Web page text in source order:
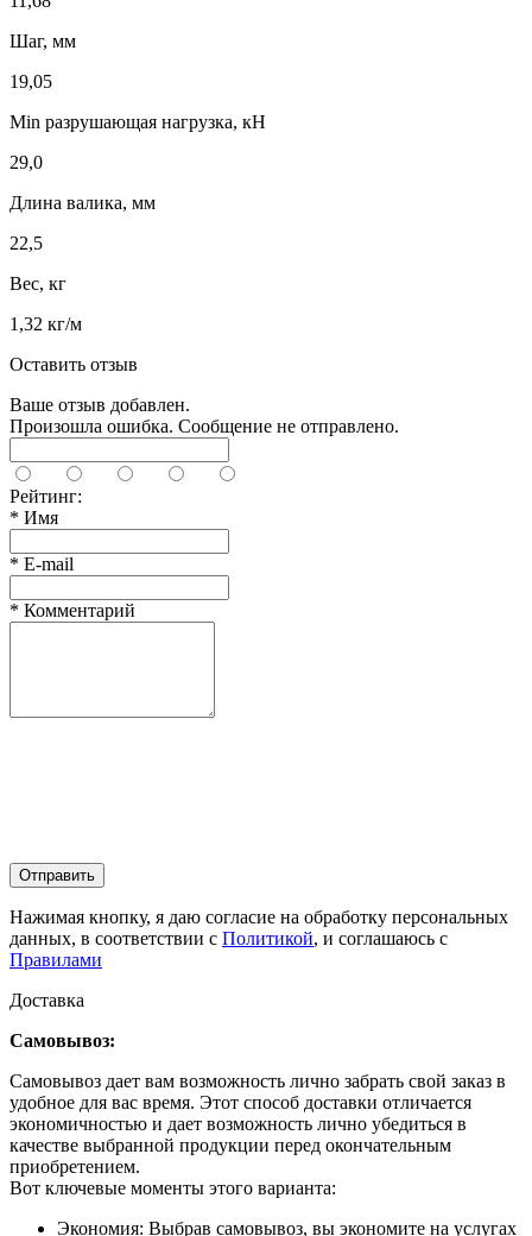
Шаг, мм
19,05
Min разрушающая нагрузка, кН
29,0
Длина валика, мм
22,5
Вес, кг
1,32 кг/м
Оставить отзыв
Ваше отзыв добавлен.
Произошла ошибка. Сообщение не отправлено.
Рейтинг:
* Имя
* E-mail
* Комментарий
Отправить
Нажимая кнопку, я даю согласие на обработку персональных
данных, в соответствии с Политикой, и соглашаюсь с
Правилами
Доставка
Самовывоз:
Самовывоз дает вам возможность лично забрать свой заказ в
удобное для вас время. Этот способ доставки отличается
экономичностью и дает возможность лично убедиться в
качестве выбранной продукции перед окончательным
приобретением.
Вот ключевые моменты этого варианта:
Экономия: Выбрав самовывоз, вы экономите на услугах